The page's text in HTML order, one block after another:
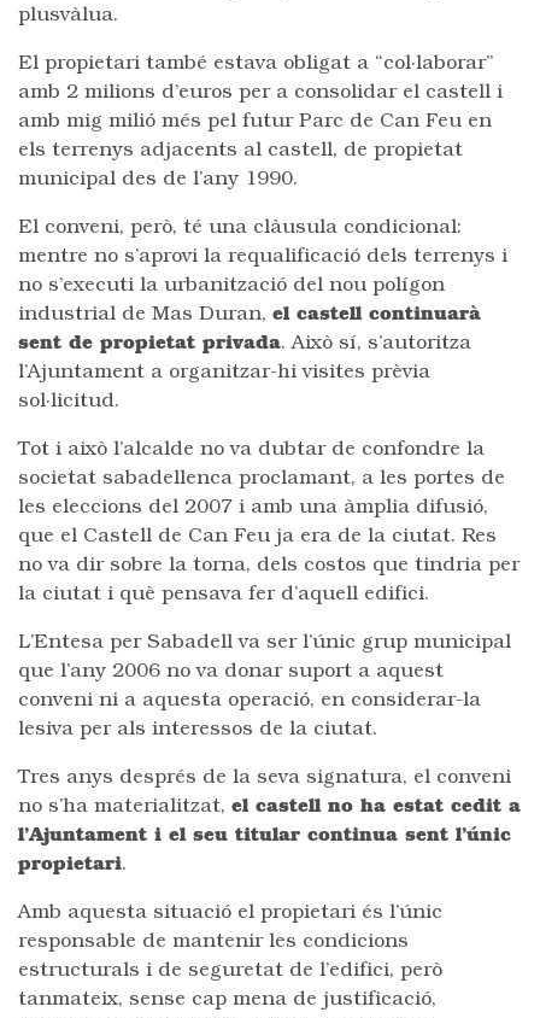
plusvàlua.
El propietari també estava obligat a “col·laborar”
amb 2 milions d’euros per a consolidar el castell i
amb mig milió més pel futur Parc de Can Feu en
els terrenys adjacents al castell, de propietat
municipal des de l’any 1990.
El conveni, però, té una clàusula condicional:
mentre no s’aprovi la requalificació dels terrenys i
no s’executi la urbanització del nou polígon
industrial de Mas Duran, el castell continuarà
sent de propietat privada. Això sí, s’autoritza
l’Ajuntament a organitzar-hi visites prèvia
sol·licitud.
Tot i això l’alcalde no va dubtar de confondre la
societat sabadellenca proclamant, a les portes de
les eleccions del 2007 i amb una àmplia difusió,
que el Castell de Can Feu ja era de la ciutat. Res
no va dir sobre la torna, dels costos que tindria per
la ciutat i què pensava fer d’aquell edifici.
L’Entesa per Sabadell va ser l’únic grup municipal
que l’any 2006 no va donar suport a aquest
conveni ni a aquesta operació, en considerar-la
lesiva per als interessos de la ciutat.
Tres anys després de la seva signatura, el conveni
no s’ha materialitzat, el castell no ha estat cedit a
l’Ajuntament i el seu titular continua sent l’únic
propietari.
Amb aquesta situació el propietari és l’únic
responsable de mantenir les condicions
estructurals i de seguretat de l’edifici, però
tanmateix, sense cap mena de justificació,